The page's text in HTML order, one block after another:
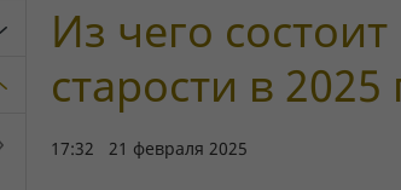
Из чего
старости в
17:32 21 февраля 2025